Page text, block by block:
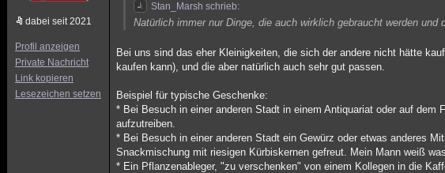
dabei seit 2021
Profil anzeigen
Private Nachricht
Link kopieren
Lesezeichen setzen
Stan_Marsh schrieb:
Natürlich immer nur Dinge, die auch wirklich gebraucht werden und
Bei uns sind das eher Kleinigkeiten, die sich der andere nicht hätte
kaufen kann), und die aber natürlich auch sehr gut passen.
Beispiel für typische Geschenke:
* Bei Besuch in einer anderen Stadt in einem Antiquariat oder auf
aufzutreiben.
* Bei Besuch in einer anderen Stadt ein Gewürz oder etwas anderes
Snackmischung mit riesigen Kürbiskernen gefreut. Mein Mann weiß
* Ein Pflanzenableger, "zu verschenken" von einem Kollegen in die